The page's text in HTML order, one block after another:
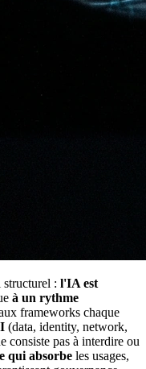
: l'IA est
à un rythme
frameworks chaque
(data, identity, network,
consiste pas à interdire ou
qui absorbe les usages,